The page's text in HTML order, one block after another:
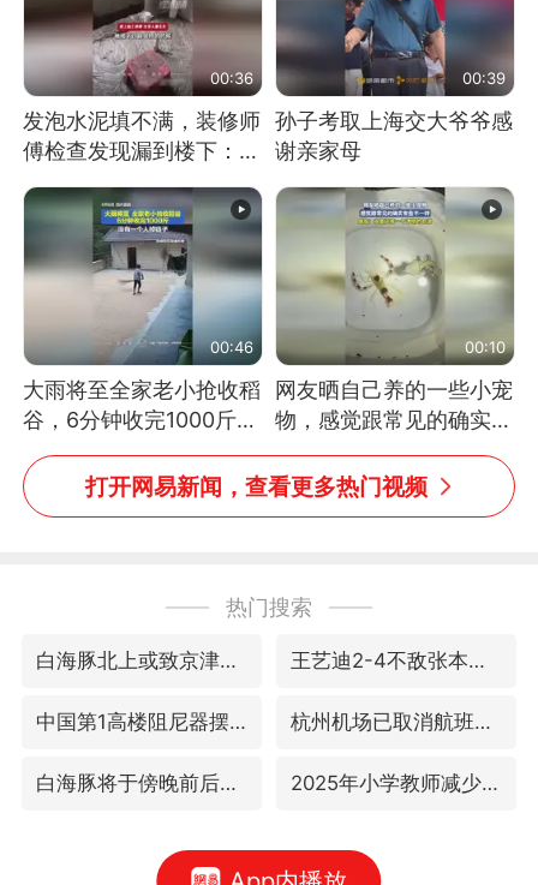
00:36
发泡水泥填不满，装修师
傅检查发现漏到楼下：出
风口未延伸到外墙
00:39
孙子考取上海交大爷爷感
谢亲家母
00:46
大雨将至全家老小抢收稻
谷，6分钟收完1000斤，
没有一个人掉链子
00:10
网友晒自己养的一些小宠
物，感觉跟常见的确实有
些不一样
打开网易新闻，查看更多热门视频
热门搜索
白海豚北上或致京津冀暴雨 王艺迪2-4不敌张本美和止步4强
中国第1高楼阻尼器摆动明显 杭州机场已取消航班388架次
白海豚将于傍晚前后登陆 2025年小学教师减少13.19万